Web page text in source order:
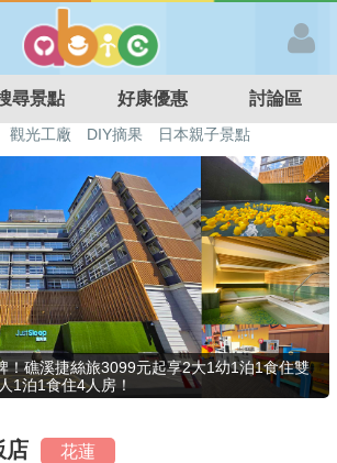
尋景點 好康優惠 討論區
親子住房優惠 台北親子餐廳
溫泉泡湯SPA
DIY摘果 日本親子景點
礁溪捷絲旅3099元起享2大1幼1泊1食住雙
1泊1食住4人房！
店 花蓮